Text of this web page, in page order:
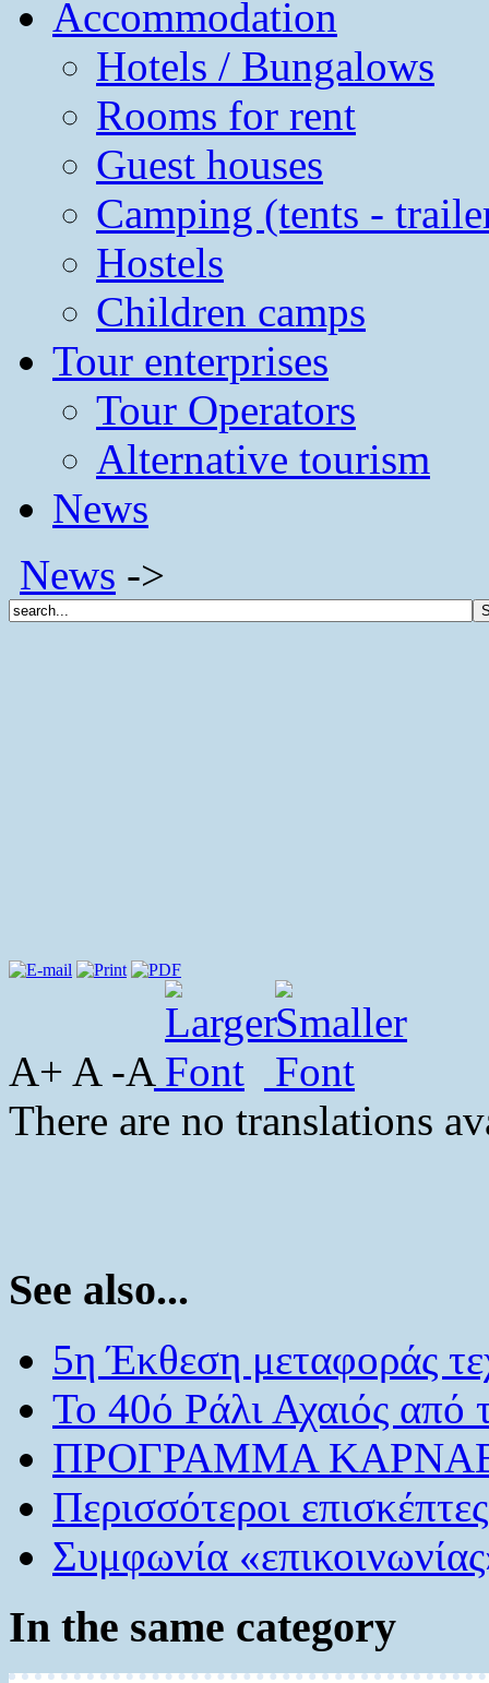
Accommodation
Hotels / Bungalows
Rooms for rent
Guest houses
Camping (tents -
Hostels
Children camps
Tour enterprises
Tour Operators
Alternative tourism
News
News ->
A+ A -A
There are no translations
See also...
5η Έκθεση μεταφοράς
Το 40ό Ράλι Αχαιός
ΠΡΟΓΡΑΜΜΑ
Περισσότεροι
Συμφωνία
In the same category